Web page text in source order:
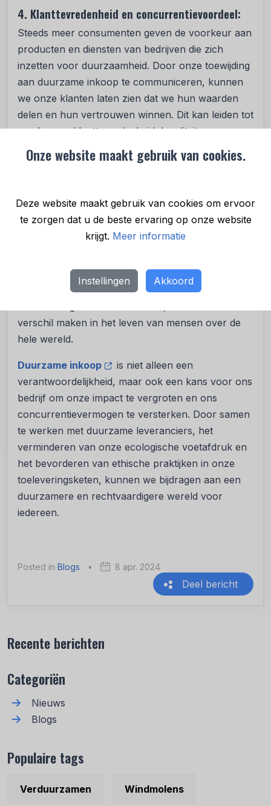
Onze website maakt gebruik van cookies.
Deze website maakt gebruik van cookies om ervoor
te zorgen dat u de beste ervaring op onze website
krijgt. Meer informatie
Instellingen Akkoord
4. Klanttevredenheid en concurrentievoordeel:
Steeds meer consumenten geven de voorkeur aan
producten en diensten van bedrijven die zich
inzetten voor duurzaamheid. Door onze toewijding
aan duurzame inkoop te communiceren, kunnen
we onze klanten laten zien dat we hun waarden
delen en hun vertrouwen winnen. Dit kan leiden tot
een hogere klanttevredenheid, loyaliteit en een
concurrentievoordeel ten opzichte van bedrijven
die zich minder bezighouden met duurzaamheid.
Naast het verminderen van onze impact op het
milieu, kunnen we door duurzame inkoop ook een
positieve bijdrage leveren aan sociale kwesties
gemeenschapsontwikkeling. Door te kiezen voor
leveranciers die zich inzetten voor sociale
verschil maken in het leven van mensen over de
hele wereld.
Duurzame inkoop
is niet alleen een
verantwoordelijkheid, maar ook een kans voor ons
bedrijf om onze impact te vergroten en ons
concurrentievermogen te versterken. Door samen
te werken met duurzame leveranciers, het
verminderen van onze ecologische voetafdruk en
het bevorderen van ethische praktijken in onze
toeleveringsketen, kunnen we bijdragen aan een
duurzamere en rechtvaardigere wereld voor
iedereen.
Posted in Blogs • 8 apr. 2024
Deel bericht
Recente berichten
Categoriën
Nieuws
Blogs
Populaire tags
Verduurzamen Windmolens